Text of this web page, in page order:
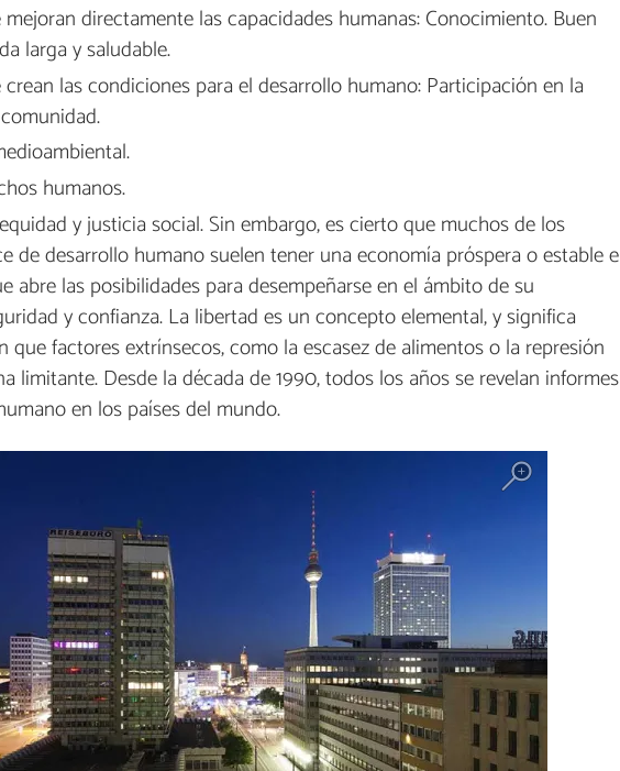
directamente las capacidades humanas: Conocimiento. Buen
larga y saludable.
las condiciones para el desarrollo humano: Participación en la
humanos.
y justicia social. Sin embargo, es cierto que muchos de los
de desarrollo humano suelen tener una economía próspera o estable e
abre las posibilidades para desempeñarse en el ámbito de su
y confianza. La libertad es un concepto elemental, y significa
que factores extrínsecos, como la escasez de alimentos o la represión
limitante. Desde la década de 1990, todos los años se revelan informes
en los países del mundo.